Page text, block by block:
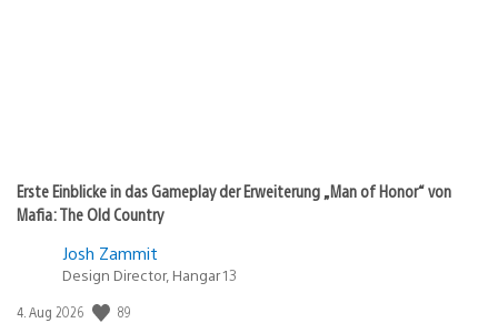
Erste Einblicke in das Gameplay der Erweiterung „Man of Honor“ von
Mafia: The Old Country
Josh Zammit
Design Director, Hangar 13
Veröffentlichungsdatum:
4. Aug 2026 89